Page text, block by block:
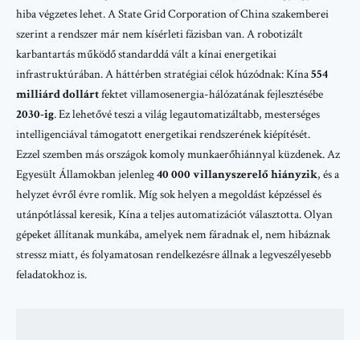
hiba végzetes lehet. AState Grid Corporation of Chinaszakemberei
szerint a rendszer már nem kísérleti fázisban van. A robotizált
karbantartás működő standarddá vált a kínai energetikai
infrastruktúrában. A háttérben stratégiai célok húzódnak: Kína554
milliárd dollártfektet villamosenergia-hálózatának fejlesztésébe
2030-ig. Ez lehetővé teszi a világ legautomatizáltabb, mesterséges
intelligenciával támogatott energetikai rendszerének kiépítését.
Ezzel szemben más országok komoly munkaerőhiánnyal küzdenek. Az
Egyesült Államokban jelenleg40 000 villanyszerelő hiányzik, és a
helyzet évről évre romlik. Míg sok helyen a megoldást képzéssel és
utánpótlással keresik, Kína a teljes automatizációt választotta. Olyan
gépeket állítanak munkába, amelyek nem fáradnak el, nem hibáznak
stressz miatt, és folyamatosan rendelkezésre állnak a legveszélyesebb
feladatokhoz is.